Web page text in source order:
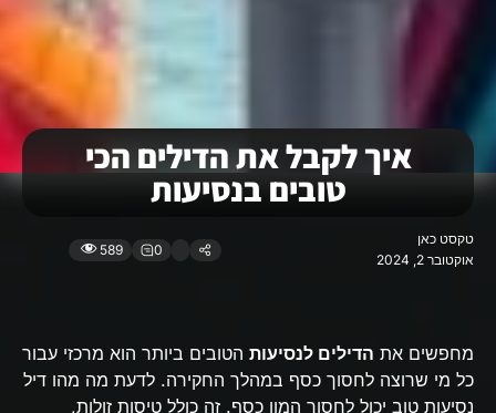
איך לקבל את הדילים הכי
טובים בנסיעות
טקסט כאן
אוקטובר 2, 2024
0
589
מחפשים את הדילים לנסיעות הטובים ביותר הוא מרכזי עבור
כל מי שרוצה לחסוך כסף במהלך החקירה. לדעת מה מהו דיל
נסיעות טוב יכול לחסוך המון כסף. זה כולל טיסות זולות,